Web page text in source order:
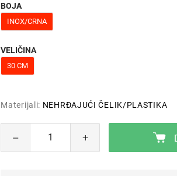
BOJA
INOX/CRNA
VELIČINA
30 CM
Materijali: NEHRĐAJUĆI ČELIK/PLASTIKA